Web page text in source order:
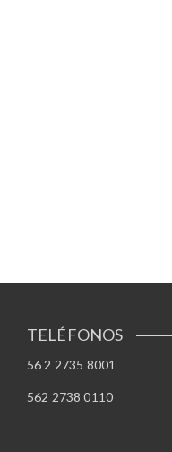
TELÉFONOS
56 2 2735 8001
562 2738 0110